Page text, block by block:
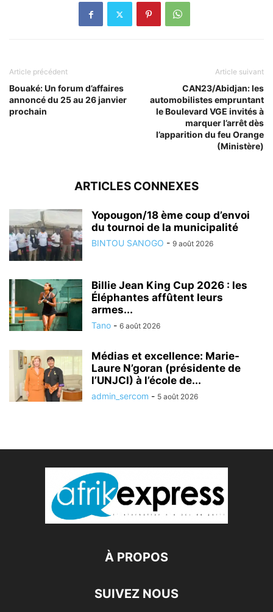
Article précédent
Bouaké: Un forum d’affaires
annoncé du 25 au 26 janvier
prochain
Article suivant
CAN23/Abidjan: les
automobilistes empruntant
le Boulevard VGE invités à
marquer l’arrêt dès
l’apparition du feu Orange
(Ministère)
ARTICLES CONNEXES
Yopougon/18 ème coup d’envoi
du tournoi de la municipalité
BINTOU SANOGO - 9 août 2026
Billie Jean King Cup 2026 : les
Éléphantes affûtent leurs
armes...
Tano - 6 août 2026
Médias et excellence: Marie-
Laure N’goran (présidente de
l’UNJCI) à l’école de...
admin_sercom - 5 août 2026
À PROPOS
SUIVEZ NOUS